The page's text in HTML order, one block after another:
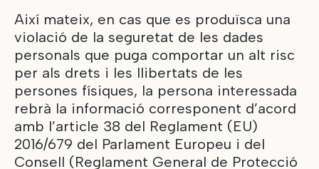
Així mateix, en cas que es produïsca una
violació de la seguretat de les dades
personals que puga comportar un alt risc
per als drets i les llibertats de les
persones físiques, la persona interessada
rebrà la informació corresponent d’acord
amb l’article 38 del Reglament (EU)
2016/679 del Parlament Europeu i del
Consell (Reglament General de Protecció